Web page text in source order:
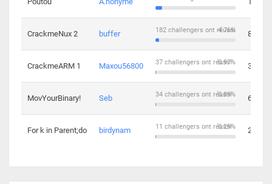
CrackmeNux 2 buffer 4.76%
182 challengers ont réussi 8
CrackmeARM 1 Maxou56800 0.97%
37 challengers ont réussi 3
MovYourBinary! Seb 0.89%
34 challengers ont réussi 6
For k in Parent;do birdynam 0.29%
11 challengers ont réussi 2